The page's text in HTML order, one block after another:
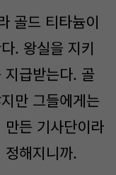
골드 티타늄이
. 왕실을 지키
급받는다. 골
만 그들에게는
든 기사단이라
해지니까.